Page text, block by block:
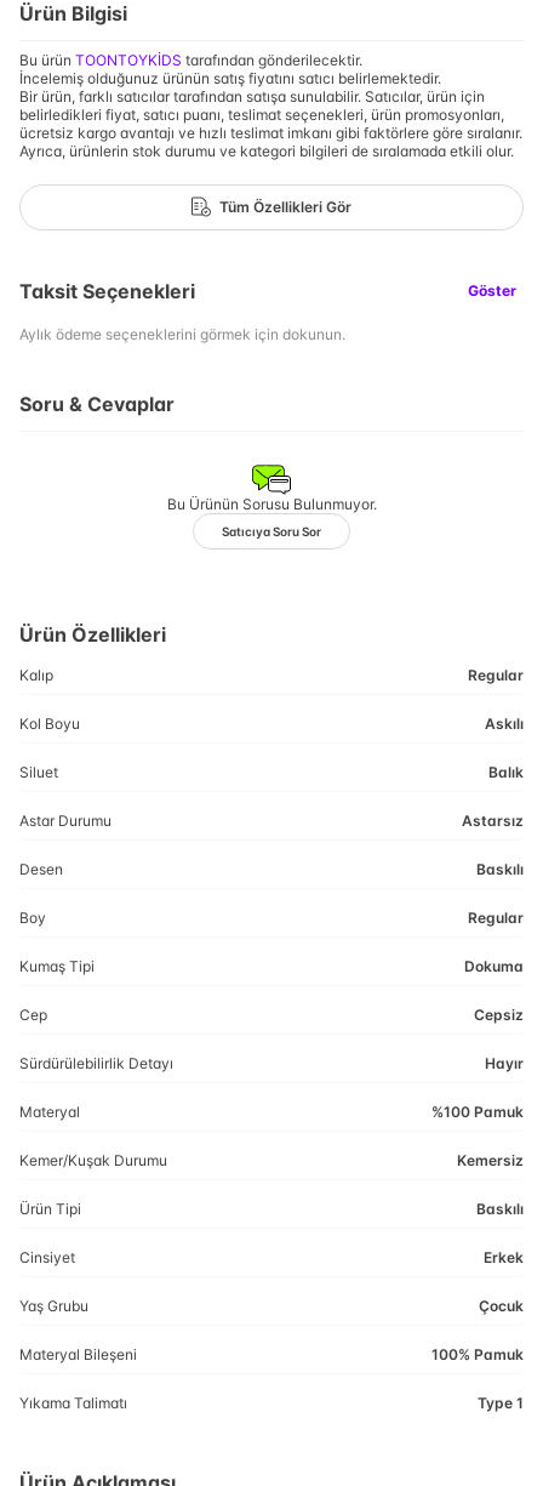
Ürün Bilgisi
Bu ürün TOONTOYKİDS tarafından gönderilecektir.
İncelemiş olduğunuz ürünün satış fiyatını satıcı belirlemektedir.
Bir ürün, farklı satıcılar tarafından satışa sunulabilir. Satıcılar, ürün için
belirledikleri fiyat, satıcı puanı, teslimat seçenekleri, ürün promosyonları,
ücretsiz kargo avantajı ve hızlı teslimat imkanı gibi faktörlere göre sıralanır.
Ayrıca, ürünlerin stok durumu ve kategori bilgileri de sıralamada etkili olur.
Tüm Özellikleri Gör
Taksit Seçenekleri Göster
Aylık ödeme seçeneklerini görmek için dokunun.
Soru & Cevaplar
Bu Ürünün Sorusu Bulunmuyor.
Satıcıya Soru Sor
Ürün Özellikleri
Kalıp Regular
Kol Boyu Askılı
Siluet Balık
Astar Durumu Astarsız
Desen Baskılı
Boy Regular
Kumaş Tipi Dokuma
Cep Cepsiz
Sürdürülebilirlik Detayı Hayır
Materyal %100 Pamuk
Kemer/Kuşak Durumu Kemersiz
Ürün Tipi Baskılı
Cinsiyet Erkek
Yaş Grubu Çocuk
Materyal Bileşeni 100% Pamuk
Yıkama Talimatı Type 1